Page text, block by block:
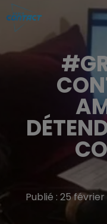
Publié : 25